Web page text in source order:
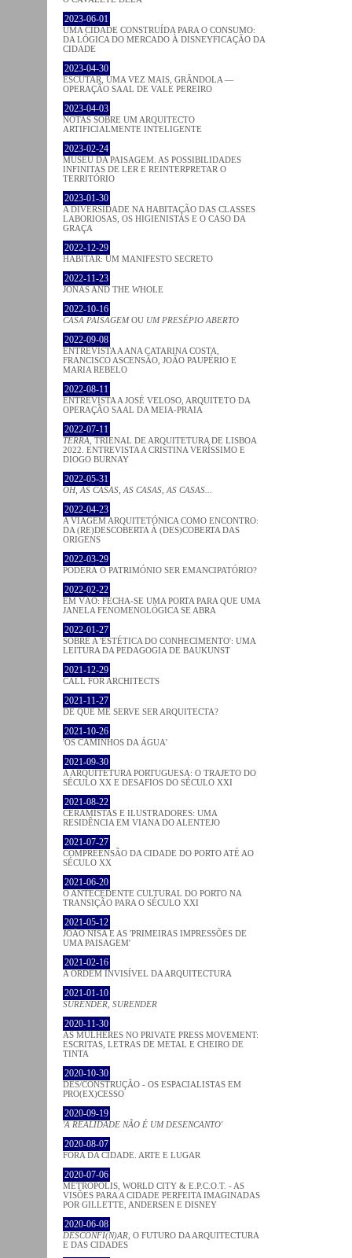
2023-06-01
UMA CIDADE CONSTRUÍDA PARA O CONSUMO:
DA LÓGICA DO MERCADO À DISNEYFICAÇÃO DA
CIDADE
2023-04-30
ESCUTAR, UMA VEZ MAIS, GRÂNDOLA —
OPERAÇÃO SAAL DE VALE PEREIRO
2023-04-03
NOTAS SOBRE UM ARQUITECTO
ARTIFICIALMENTE INTELIGENTE
2023-02-24
MUSEU DA PAISAGEM. AS POSSIBILIDADES
INFINITAS DE LER E REINTERPRETAR O
TERRITÓRIO
2023-01-30
A DIVERSIDADE NA HABITAÇÃO DAS CLASSES
LABORIOSAS, OS HIGIENISTAS E O CASO DA
GRAÇA
2022-12-29
HABITAR: UM MANIFESTO SECRETO
2022-11-23
JONAS AND THE WHOLE
2022-10-16
CASA PAISAGEMOU UM PRESÉPIO ABERTO
2022-09-08
ENTREVISTA A ANA CATARINA COSTA,
FRANCISCO ASCENSÃO, JOÃO PAUPÉRIO E
MARIA REBELO
2022-08-11
ENTREVISTA A JOSÉ VELOSO, ARQUITETO DA
OPERAÇÃO SAAL DA MEIA-PRAIA
2022-07-11
TERRA , TRIENAL DE ARQUITETURA DE LISBOA
2022. ENTREVISTA A CRISTINA VERÍSSIMO E
DIOGO BURNAY
2022-05-31
OH, AS CASAS, AS CASAS, AS CASAS...
2022-04-23
A VIAGEM ARQUITETÓNICA COMO ENCONTRO:
DA (RE)DESCOBERTA À (DES)COBERTA DAS
ORIGENS
2022-03-29
PODERÁ O PATRIMÓNIO SER EMANCIPATÓRIO?
2022-02-22
EM VÃO: FECHA-SE UMA PORTA PARA QUE UMA
JANELA FENOMENOLÓGICA SE ABRA
2022-01-27
SOBRE A 'ESTÉTICA DO CONHECIMENTO': UMA
LEITURA DA PEDAGOGIA DE BAUKUNST
2021-12-29
CALL FOR ARCHITECTS
2021-11-27
DE QUE ME SERVE SER ARQUITECTA?
2021-10-26
'OS CAMINHOS DA ÁGUA'
2021-09-30
A ARQUITETURA PORTUGUESA: O TRAJETO DO
SÉCULO XX E DESAFIOS DO SÉCULO XXI
2021-08-22
CERAMISTAS E ILUSTRADORES: UMA
RESIDÊNCIA EM VIANA DO ALENTEJO
2021-07-27
COMPREENSÃO DA CIDADE DO PORTO ATÉ AO
SÉCULO XX
2021-06-20
O ANTECEDENTE CULTURAL DO PORTO NA
TRANSIÇÃO PARA O SÉCULO XXI
2021-05-12
JOÃO NISA E AS 'PRIMEIRAS IMPRESSÕES DE
UMA PAISAGEM'
2021-02-16
A ORDEM INVISÍVEL DA ARQUITECTURA
2021-01-10
SURENDER, SURENDER
2020-11-30
AS MULHERES NO PRIVATE PRESS MOVEMENT:
ESCRITAS, LETRAS DE METAL E CHEIRO DE
TINTA
2020-10-30
DES/CONSTRUÇÃO - OS ESPACIALISTAS EM
PRO(EX)CESSO
2020-09-19
'A REALIDADE NÃO É UM DESENCANTO'
2020-08-07
FORA DA CIDADE. ARTE E LUGAR
2020-07-06
METROPOLIS, WORLD CITY & E.P.C.O.T. - AS
VISÕES PARA A CIDADE PERFEITA IMAGINADAS
POR GILLETTE, ANDERSEN E DISNEY
2020-06-08
DESCONFI(N)AR , O FUTURO DA ARQUITECTURA
E DAS CIDADES